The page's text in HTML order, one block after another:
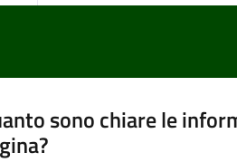
sono chiare le